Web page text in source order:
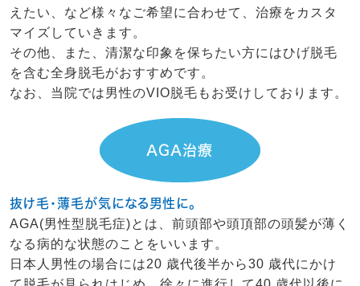
えたい、など様々なご希望に合わせて、治療をカスタ
マイズしていきます。
その他、また、清潔な印象を保ちたい方にはひげ脱毛
を含む全身脱毛がおすすめです。
なお、当院では男性のVIO脱毛もお受けしております。
AGA治療
抜け毛・薄毛が気になる男性に。
AGA(男性型脱毛症)とは、前頭部や頭頂部の頭髪が薄く
なる病的な状態のことをいいます。
日本人男性の場合には20 歳代後半から30 歳代にかけ